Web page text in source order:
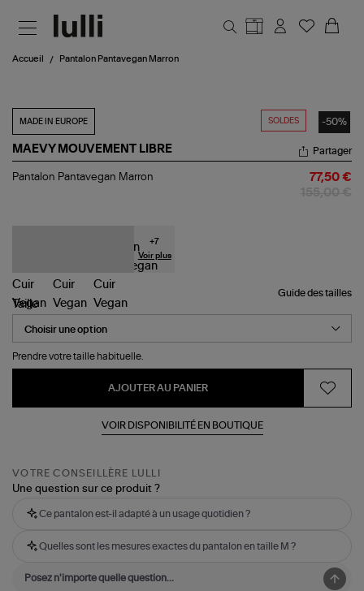
Accueil Pantalon Pantavegan Marron
SOLDES -50%
MADE IN EUROPE
MAEVY MOUVEMENT LIBRE
Pantalon
Partager
Pantalon Pantavegan Marron 77,50 €
+7
Voir plus
Guide des tailles
Taille
Prendre votre taille habituelle.
AJOUTER AU PANIER
VOIR DISPONIBILITÉ EN BOUTIQUE
VOTRE CONSEILLÈRE LULLI
Une question sur ce produit ?
Ce pantalon est-il adapté à un usage quotidien ?
Quelles sont les mesures exactes du pantalon en taille M ?